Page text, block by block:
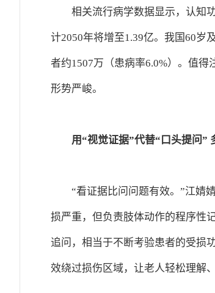
相关流行病学数据显示，认知
计2050年将增至1.39亿。我国60岁
者约1507万（患病率6.0%）。值
形势严峻。
用“视觉证据”代替“口头提问”
“看证据比问问题有效。”江婧
损严重，但负责肢体动作的程序性
追问，相当于不断考验患者的受损
效绕过损伤区域，让老人轻松理解